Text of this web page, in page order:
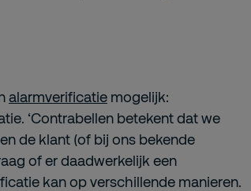
alarmverificatie mogelijk:
‘Contrabellen betekent dat we
de klant (of bij ons bekende
of er daadwerkelijk een
kan op verschillende manieren.